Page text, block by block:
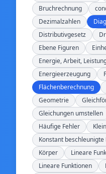
Bruchrechnung
Dezimalzahlen
Distributivgesetz
Ebene Figuren
Energie, Arbeit,
Energieerzeugung
Flächenberechnung
Geometrie
Gleichungen umstellen
Häufige Fehler
Konstant beschleunigte
Körper
Lineare
Lineare Funktionen